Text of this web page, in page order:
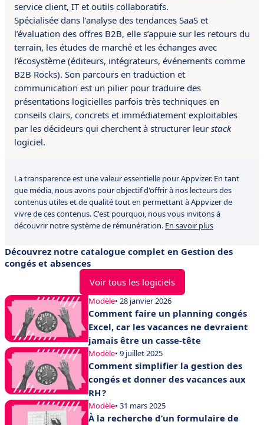
service client, IT et outils collaboratifs.
Spécialisée dans l’analyse des tendances SaaS et
l’évaluation des offres B2B, elle s’appuie sur les retours du
terrain, les études de marché et les échanges avec
l’écosystème (éditeurs, intégrateurs, événements comme
B2B Rocks). Son parcours en traduction et
communication est un pilier pour traduire des
présentations logicielles parfois très techniques en
conseils clairs, concrets et immédiatement exploitables
par les décideurs qui cherchent à structurer leur stack
logiciel.
La transparence est une valeur essentielle pour Appvizer. En tant
que média, nous avons pour objectif d'offrir à nos lecteurs des
contenus utiles et de qualité tout en permettant à Appvizer de
vivre de ces contenus. C'est pourquoi, nous vous invitons à
découvrir notre système de rémunération. En savoir plus
Découvrez notre catalogue complet en Gestion des
congés et absences
Voir tous les logiciels
Modèle• 28 janvier 2026
Comment faire un planning congés
Excel, car les vacances ne devraient
jamais être un casse-tête
Modèle• 9 juillet 2025
Comment simplifier la gestion des
congés et donner des vacances aux
RH ?
Modèle• 31 mars 2025
À la recherche d’un formulaire de